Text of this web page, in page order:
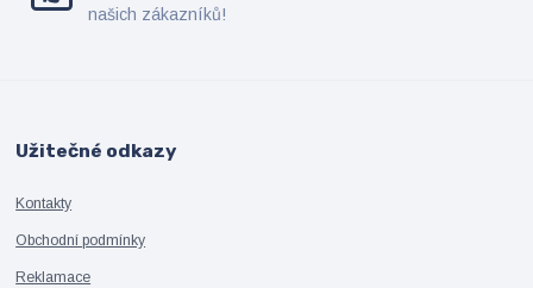
našich zákazníků!
Užitečné odkazy
Kontakty
Obchodní podmínky
Reklamace